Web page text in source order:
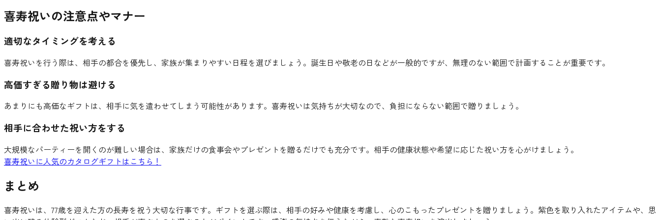
喜寿祝いの注意点やマナー
適切なタイミングを考える
喜寿祝いを行う際は、相手の都合を優先し、家族が集まりやすい日程を選びましょう。誕生日や敬老の日などが一般的ですが、無理のない範囲で計画することが重要です。
高価すぎる贈り物は避ける
あまりにも高価なギフトは、相手に気を遣わせてしまう可能性があります。喜寿祝いは気持ちが大切なので、負担にならない範囲で贈りましょう。
相手に合わせた祝い方をする
大規模なパーティーを開くのが難しい場合は、家族だけの食事会やプレゼントを贈るだけでも充分です。相手の健康状態や希望に応じた祝い方を心がけましょう。
喜寿祝いに人気のカタログギフトはこちら！
まとめ
喜寿祝いは、77歳を迎えた方の長寿を祝う大切な行事です。ギフトを選ぶ際は、相手の好みや健康を考慮し、心のこもったプレゼントを贈りましょう。紫色を取り入れたアイテムや、思